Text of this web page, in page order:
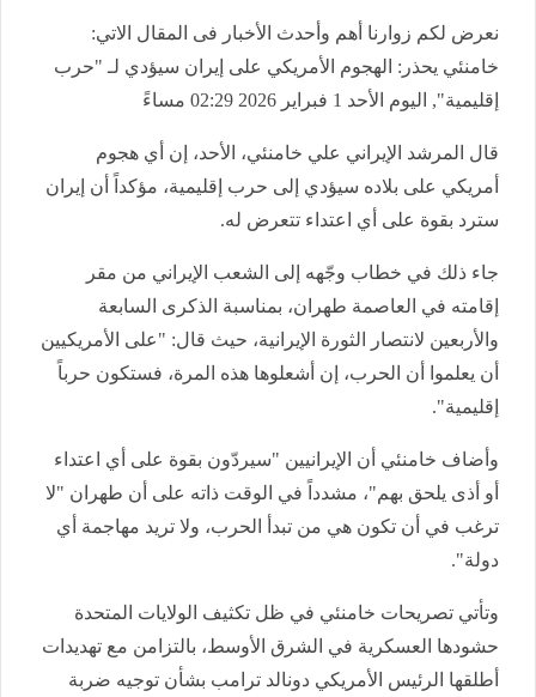
نعرض لكم زوارنا أهم وأحدث الأخبار فى المقال الاتي:
خامنئي يحذر: الهجوم الأمريكي على إيران سيؤدي لـ "حرب
إقليمية", اليوم الأحد 1 فبراير 2026 02:29 مساءً
قال المرشد الإيراني علي خامنئي، الأحد، إن أي هجوم
أمريكي على بلاده سيؤدي إلى حرب إقليمية، مؤكداً أن إيران
سترد بقوة على أي اعتداء تتعرض له.
جاء ذلك في خطاب وجّهه إلى الشعب الإيراني من مقر
إقامته في العاصمة طهران، بمناسبة الذكرى السابعة
والأربعين لانتصار الثورة الإيرانية، حيث قال: "على الأمريكيين
أن يعلموا أن الحرب، إن أشعلوها هذه المرة، فستكون حرباً
إقليمية".
وأضاف خامنئي أن الإيرانيين "سيردّون بقوة على أي اعتداء
أو أذى يلحق بهم"، مشدداً في الوقت ذاته على أن طهران "لا
ترغب في أن تكون هي من تبدأ الحرب، ولا تريد مهاجمة أي
دولة".
وتأتي تصريحات خامنئي في ظل تكثيف الولايات المتحدة
حشودها العسكرية في الشرق الأوسط، بالتزامن مع تهديدات
أطلقها الرئيس الأمريكي دونالد ترامب بشأن توجيه ضربة